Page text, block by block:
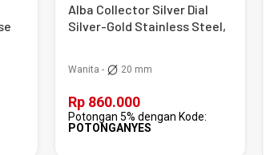
Alba Collector Silver Dial
Silver-Gold Stainless Steel,
Wanita - 20 mm
Rp 860.000
Potongan 5% dengan Kode:
POTONGANYES